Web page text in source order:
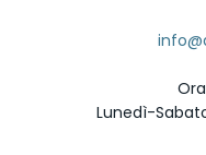
Lunedì-